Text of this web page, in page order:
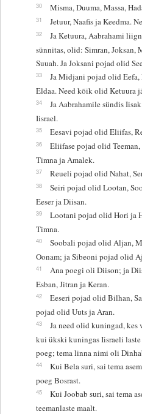
30 Misma, Duuma, Massa,
31 Jetuur, Naafis ja Keedma.
32
Ja Ketuura, Aabrahami
sünnitas, olid: Simran, Joksan,
Suuah. Ja Joksani pojad olid
33
Ja Midjani pojad olid Eefa,
Eldaa. Need kõik olid Ketuura
34
Ja Aabrahamile sündis
Iisrael.
35 Eesavi pojad olid Eliifas,
36
Eliifase pojad olid Teeman,
Timna ja Amalek.
37 Reueli pojad olid Nahat,
38
Seiri pojad olid Lootan,
Eeser ja Diisan.
39
Lootani pojad olid Hori ja
Timna.
40
Soobali pojad olid Aljan,
Oonam; ja Sibeoni pojad olid
41
Ana poegi oli Diison; ja
Esban, Jitran ja Keran.
42
Eeseri pojad olid Bilhan,
pojad olid Uuts ja Aran.
43
Ja need olid kuningad, kes
kui ükski kuningas Iisraeli
poeg; tema linna nimi oli
44
Kui Bela suri, sai tema
poeg Bosrast.
45
Kui Joobab suri, sai tema
teemanlaste maalt.